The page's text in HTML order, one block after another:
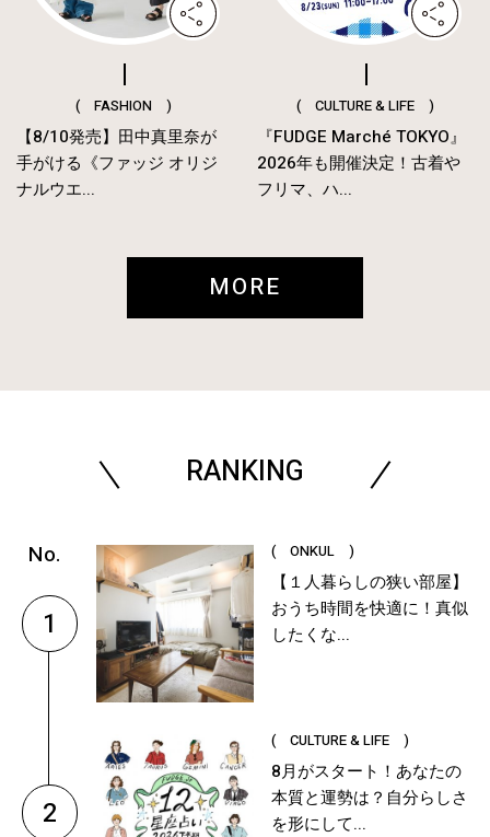
( FASHION )
【8/10発売】田中真里奈が
手がける《ファッジ オリジ
ナルウエ...
( CULTURE & LIFE )
『FUDGE Marché TOKYO』
2026年も開催決定！古着や
フリマ、ハ...
MORE
RANKING
1
( ONKUL )
【１人暮らしの狭い部屋】
おうち時間を快適に！真似
したくな...
2
( CULTURE & LIFE )
8月がスタート！あなたの
本質と運勢は？自分らしさ
を形にして...